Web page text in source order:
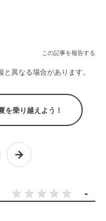
この記事を報告する
異なる場合があります。
を乗り越えよう！
-